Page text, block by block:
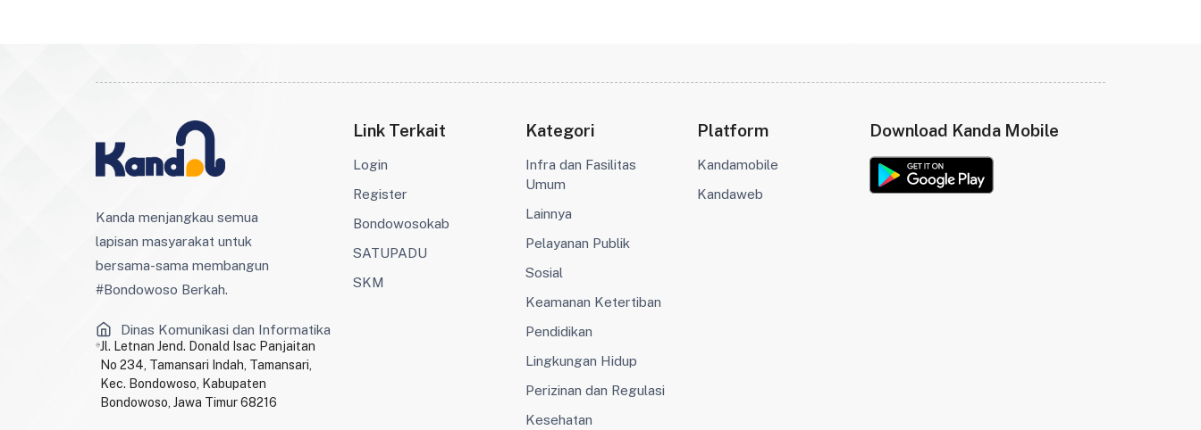
Kanda menjangkau semua
lapisan masyarakat untuk
bersama-sama membangun
#Bondowoso Berkah.
Dinas Komunikasi dan Informatika
Jl. Letnan Jend. Donald Isac Panjaitan
No 234, Tamansari Indah, Tamansari,
Kec. Bondowoso, Kabupaten
Bondowoso, Jawa Timur 68216
Link Terkait
Login
Register
Bondowosokab
SATUPADU
SKM
Kategori
Infra dan Fasilitas
Umum
Lainnya
Pelayanan Publik
Sosial
Keamanan Ketertiban
Pendidikan
Lingkungan Hidup
Perizinan dan Regulasi
Kesehatan
Platform
Kandamobile
Kandaweb
Download Kanda Mobile